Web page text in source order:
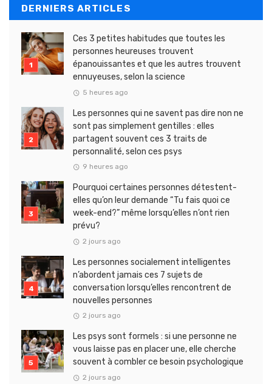
DERNIERS ARTICLES
Ces 3 petites habitudes que toutes les
personnes heureuses trouvent
épanouissantes et que les autres trouvent
ennuyeuses, selon la science
5 heures ago
Les personnes qui ne savent pas dire non ne
sont pas simplement gentilles : elles
partagent souvent ces 3 traits de
personnalité, selon ces psys
9 heures ago
Pourquoi certaines personnes détestent-
elles qu’on leur demande “Tu fais quoi ce
week-end?” même lorsqu’elles n’ont rien
prévu?
2 jours ago
Les personnes socialement intelligentes
n’abordent jamais ces 7 sujets de
conversation lorsqu’elles rencontrent de
nouvelles personnes
2 jours ago
Les psys sont formels : si une personne ne
vous laisse pas en placer une, elle cherche
souvent à combler ce besoin psychologique
2 jours ago